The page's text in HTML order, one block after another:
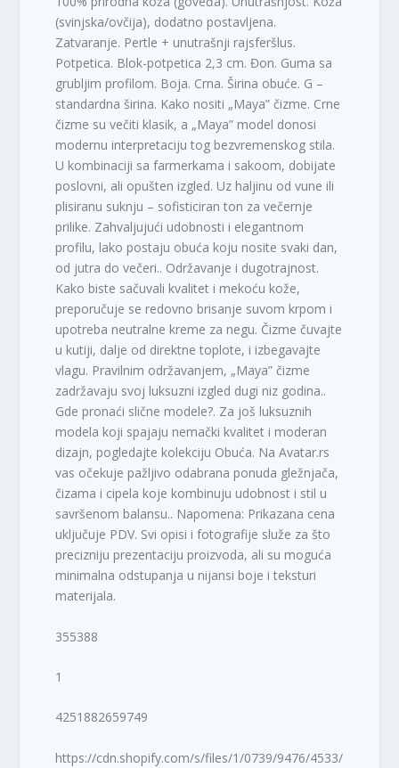
(svinjska/ovčija), dodatno postavljena.
Zatvaranje. Pertle + unutrašnji rajsferšlus.
Potpetica. Blok-potpetica 2,3 cm. Đon. Guma sa
grubljim profilom. Boja. Crna. Širina obuće. G –
standardna širina. Kako nositi „Maya” čizme. Crne
čizme su večiti klasik, a „Maya” model donosi
modernu interpretaciju tog bezvremenskog stila.
U kombinaciji sa farmerkama i sakoom, dobijate
poslovni, ali opušten izgled. Uz haljinu od vune ili
plisiranu suknju – sofisticiran ton za večernje
prilike. Zahvaljujući udobnosti i elegantnom
profilu, lako postaju obuća koju nosite svaki dan,
od jutra do večeri.. Održavanje i dugotrajnost.
Kako biste sačuvali kvalitet i mekoću kože,
preporučuje se redovno brisanje suvom krpom i
upotreba neutralne kreme za negu. Čizme čuvajte
u kutiji, dalje od direktne toplote, i izbegavajte
vlagu. Pravilnim održavanjem, „Maya” čizme
zadržavaju svoj luksuzni izgled dugi niz godina..
Gde pronaći slične modele?. Za još luksuznih
modela koji spajaju nemački kvalitet i moderan
dizajn, pogledajte kolekciju Obuća. Na Avatar.rs
vas očekuje pažljivo odabrana ponuda gležnjača,
čizama i cipela koje kombinuju udobnost i stil u
savršenom balansu.. Napomena: Prikazana cena
uključuje PDV. Svi opisi i fotografije služe za što
precizniju prezentaciju proizvoda, ali su moguća
minimalna odstupanja u nijansi boje i teksturi
materijala.
355388
1
4251882659749
https://cdn.shopify.com/s/files/1/0739/9476/4533/